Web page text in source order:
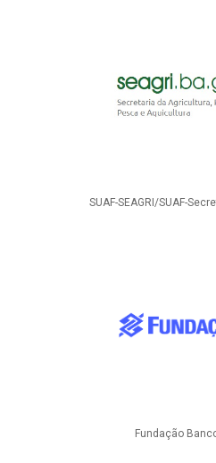
SUAF-SEAGRI/SUAF-
Fundação